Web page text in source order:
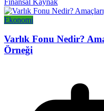
Ekonomi
Varlık Fonu Nedir?
Örneği